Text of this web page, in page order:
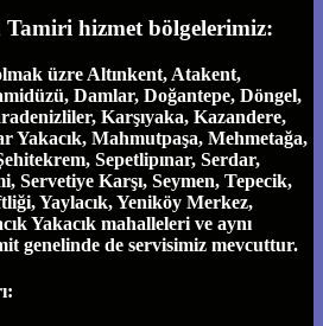
Tamiri hizmet bölgelerimiz:
üzre Altınkent, Atakent,
Damlar, Doğantepe, Döngel,
Karşıyaka, Kazandere,
Yakacık, Mahmutpaşa, Mehmetağa,
Sepetlipınar, Serdar,
Servetiye Karşı, Seymen, Tepecik,
Yaylacık, Yeniköy Merkez,
Yakacık mahalleleri ve aynı
genelinde de servisimiz mevcuttur.